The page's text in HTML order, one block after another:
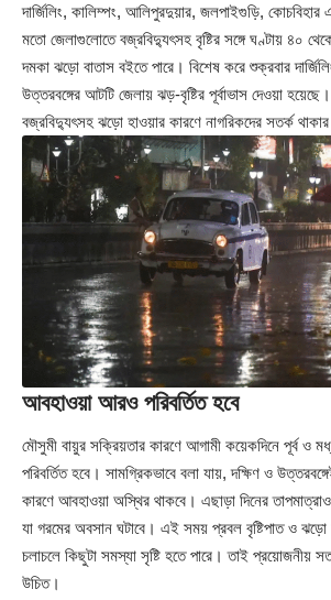
দার্জিলিং, কালিম্পং, আলিপুরদুয়ার, জলপাইগুড়ি, কোচবিহার
মতো জেলাগুলোতে বজ্রবিদ্যুৎসহ বৃষ্টির সঙ্গে ঘণ্টায় ৪০
দমকা ঝড়ো বাতাস বইতে পারে। বিশেষ করে শুক্রবার
উত্তরবঙ্গের আটটি জেলায় ঝড়-বৃষ্টির পূর্বাভাস দেওয়া
বজ্রবিদ্যুৎসহ ঝড়ো হাওয়ার কারণে নাগরিকদের সতর্ক থাকার
আবহাওয়া আরও পরিবর্তিত হবে
মৌসুমী বায়ুর সক্রিয়তার কারণে আগামী কয়েকদিনে পূর্ব ও
পরিবর্তিত হবে। সামগ্রিকভাবে বলা যায়, দক্ষিণ ও
কারণে আবহাওয়া অস্থির থাকবে। এছাড়া দিনের
যা গরমের অবসান ঘটাবে। এই সময় প্রবল বৃষ্টিপাত ও
চলাচলে কিছুটা সমস্যা সৃষ্টি হতে পারে। তাই প্রয়োজনীয়
উচিত।